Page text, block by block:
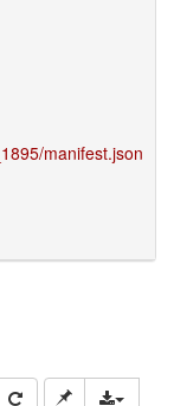
manifest.json